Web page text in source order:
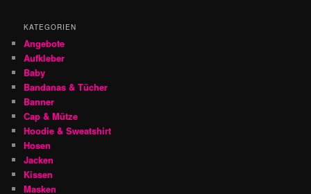
KATEGORIEN
Angebote
Aufkleber
Baby
Bandanas & Tücher
Banner
Cap & Mütze
Hoodie & Sweatshirt
Hosen
Jacken
Kissen
Masken